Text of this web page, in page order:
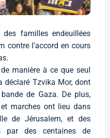
familles endeuillées
contre l'accord en cours
manière à ce que seul
déclaré Tzvika Mor, dont
de Gaza. De plus,
marches ont lieu dans
de Jérusalem, et des
par des centaines de